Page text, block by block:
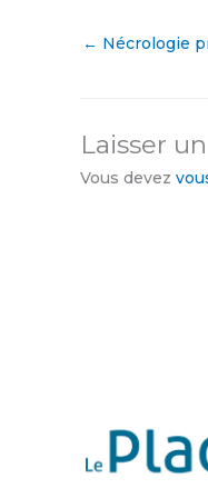
← Nécrologie
Laisser
Vous devez